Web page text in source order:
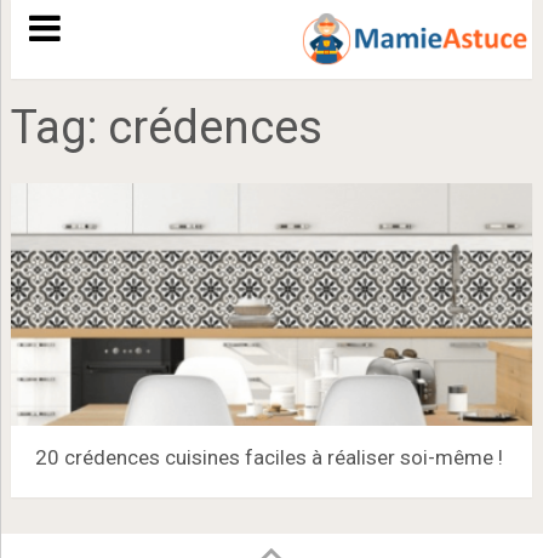
Tag: crédences
20 crédences cuisines faciles à réaliser soi-même !